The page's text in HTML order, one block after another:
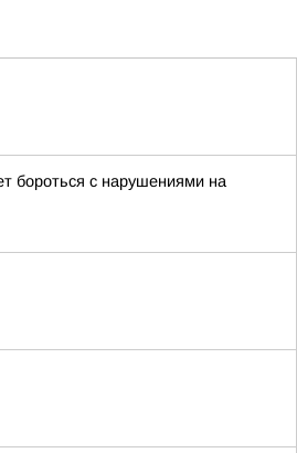
бороться с нарушениями на